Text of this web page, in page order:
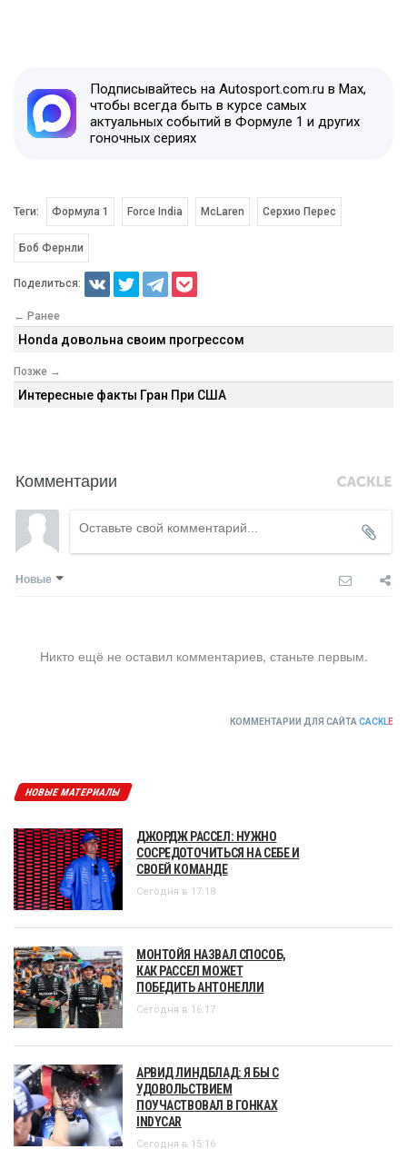
Подписывайтесь на Autosport.com.ru в Max,
чтобы всегда быть в курсе самых
актуальных событий в Формуле 1 и других
гоночных сериях
Теги: Формула 1 Force India McLaren Серхио Перес
Боб Фернли
Поделиться:
← Ранее
Honda довольна своим прогрессом
Позже →
Интересные факты Гран При США
Комментарии
Новые
Никто ещё не оставил комментариев, станьте первым.
КОММЕНТАРИИ ДЛЯ САЙТА CACKLE
НОВЫЕ МАТЕРИАЛЫ
ДЖОРДЖ РАССЕЛ: НУЖНО
СОСРЕДОТОЧИТЬСЯ НА СЕБЕ И
СВОЕЙ КОМАНДЕ
Сегодня в 17:18
МОНТОЙЯ НАЗВАЛ СПОСОБ,
КАК РАССЕЛ МОЖЕТ
ПОБЕДИТЬ АНТОНЕЛЛИ
Сегодня в 16:17
АРВИД ЛИНДБЛАД: Я БЫ С
УДОВОЛЬСТВИЕМ
ПОУЧАСТВОВАЛ В ГОНКАХ
INDYCAR
Сегодня в 15:16